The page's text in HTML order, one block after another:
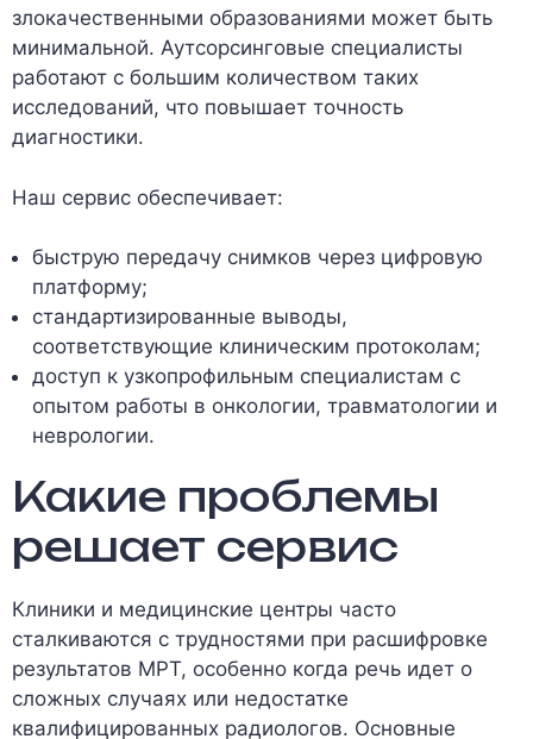
злокачественными образованиями может быть
минимальной. Аутсорсинговые специалисты
работают с большим количеством таких
исследований, что повышает точность
диагностики.
Наш сервис обеспечивает:
быструю передачу снимков через цифровую
платформу;
стандартизированные выводы,
соответствующие клиническим протоколам;
доступ к узкопрофильным специалистам с
опытом работы в онкологии, травматологии и
неврологии.
Какие проблемы
решает сервис
Клиники и медицинские центры часто
сталкиваются с трудностями при расшифровке
результатов МРТ, особенно когда речь идет о
сложных случаях или недостатке
квалифицированных радиологов. Основные